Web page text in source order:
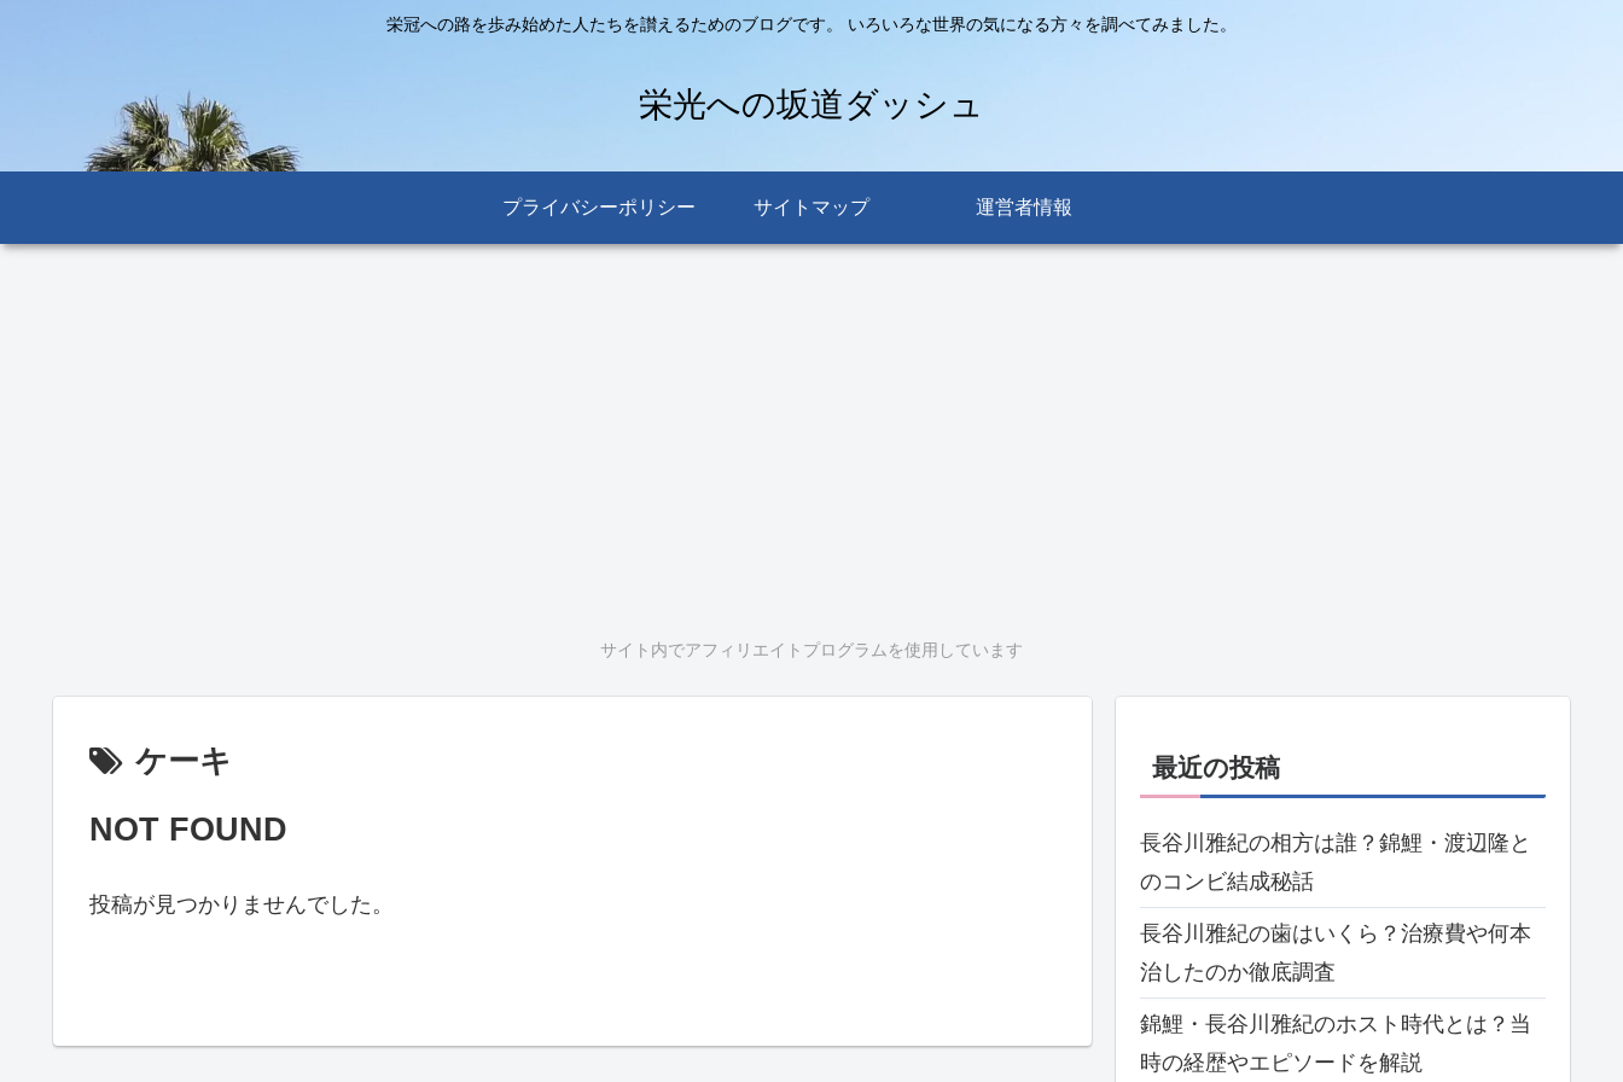
栄冠への路を歩み始めた人たちを讃えるためのブログです。 いろいろな世界の気になる方々を調べてみました。
栄光への坂道ダッシュ
プライバシーポリシー サイトマップ 運営者情報
サイト内でアフィリエイトプログラムを使用しています
ケーキ
NOT FOUND
投稿が見つかりませんでした。
最近の投稿
長谷川雅紀の相方は誰？錦鯉・渡辺隆と
のコンビ結成秘話
長谷川雅紀の歯はいくら？治療費や何本
治したのか徹底調査
錦鯉・長谷川雅紀のホスト時代とは？当
時の経歴やエピソードを解説